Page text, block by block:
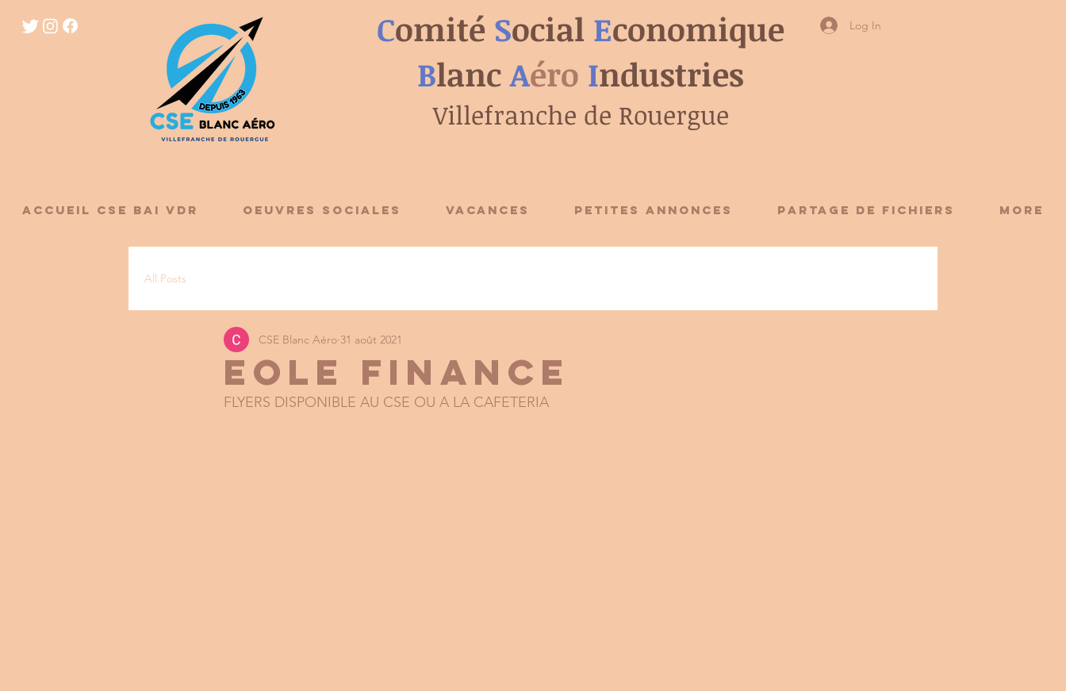
Log In
Comité Social Economique
Blanc Aéro Industries
Villefranche de Rouergue
ACCUEIL CSE BAI VDR OEUVRES SOCIALES VACANCES PETITES ANNONCES Partage de fichiers More
All Posts
EOLE FINANCE
CSE Blanc Aéro 31 août 2021
FLYERS DISPONIBLE AU CSE OU A LA CAFETERIA